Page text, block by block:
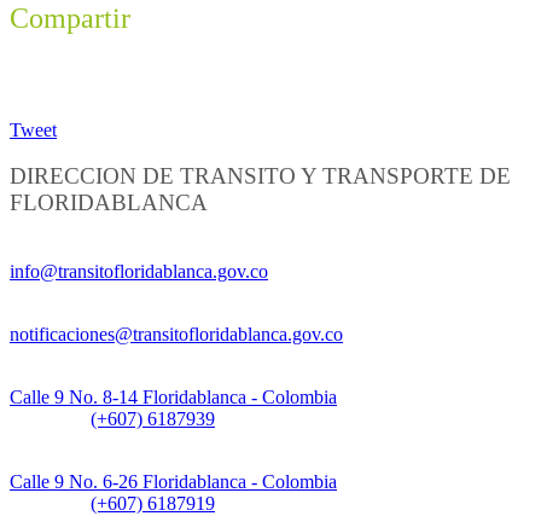
Compartir
Tweet
DIRECCION DE TRANSITO Y TRANSPORTE DE
FLORIDABLANCA
info@transitofloridablanca.gov.co
notificaciones@transitofloridablanca.gov.co
Calle 9 No. 8-14 Floridablanca - Colombia
(+607) 6187939
Calle 9 No. 6-26 Floridablanca - Colombia
(+607) 6187919